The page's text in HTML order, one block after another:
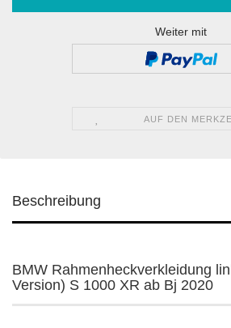
Weiter mit
AUF DEN
Beschreibung
BMW Rahmenheckverkleidung
Version) S 1000 XR ab Bj 2020